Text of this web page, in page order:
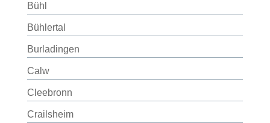
Bühl
Bühlertal
Burladingen
Calw
Cleebronn
Crailsheim